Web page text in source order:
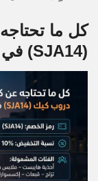
كل ما
(SJA14)
في 30 ثانية